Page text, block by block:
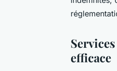
efficace